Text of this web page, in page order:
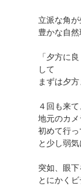
立派な角
豊かな自然
「夕方に
して
まずは夕
４回も来
地元のカ
初めて行
と少し弱
突如、眼
とにかく